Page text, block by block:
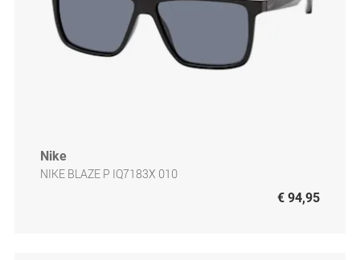
Nike
NIKE BLAZE P IQ7183X 010
€ 94,95